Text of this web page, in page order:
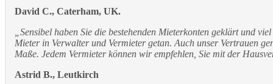
David C., Caterham, UK.
„Sensibel haben Sie die bestehenden Mieterkonten geklärt und
Mieter in Verwalter und Vermieter getan. Auch unser Vertrauen
Maße. Jedem Vermieter können wir empfehlen, Sie mit der
Astrid B., Leutkirch